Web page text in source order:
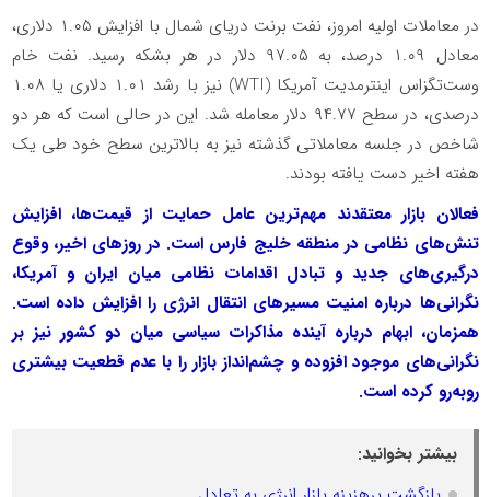
در معاملات اولیه امروز، نفت برنت دریای شمال با افزایش ۱.۰۵ دلاری،
معادل ۱.۰۹ درصد، به ۹۷.۰۵ دلار در هر بشکه رسید. نفت خام
وست‌تگزاس اینترمدیت آمریکا (WTI) نیز با رشد ۱.۰۱ دلاری یا ۱.۰۸
درصدی، در سطح ۹۴.۷۷ دلار معامله شد. این در حالی است که هر دو
شاخص در جلسه معاملاتی گذشته نیز به بالاترین سطح خود طی یک
هفته اخیر دست یافته بودند.
فعالان بازار معتقدند مهم‌ترین عامل حمایت از قیمت‌ها، افزایش
تنش‌های نظامی در منطقه خلیج فارس است. در روزهای اخیر، وقوع
درگیری‌های جدید و تبادل اقدامات نظامی میان ایران و آمریکا،
نگرانی‌ها درباره امنیت مسیرهای انتقال انرژی را افزایش داده است.
همزمان، ابهام درباره آینده مذاکرات سیاسی میان دو کشور نیز بر
نگرانی‌های موجود افزوده و چشم‌انداز بازار را با عدم قطعیت بیشتری
روبه‌رو کرده است.
بیشتر بخوانید: